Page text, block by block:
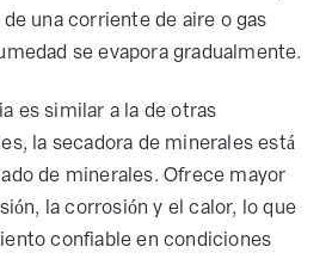
una corriente de aire o gas
se evapora gradualmente.
es similar a la de otras
la secadora de minerales está
de minerales. Ofrece mayor
la corrosión y el calor, lo que
confiable en condiciones